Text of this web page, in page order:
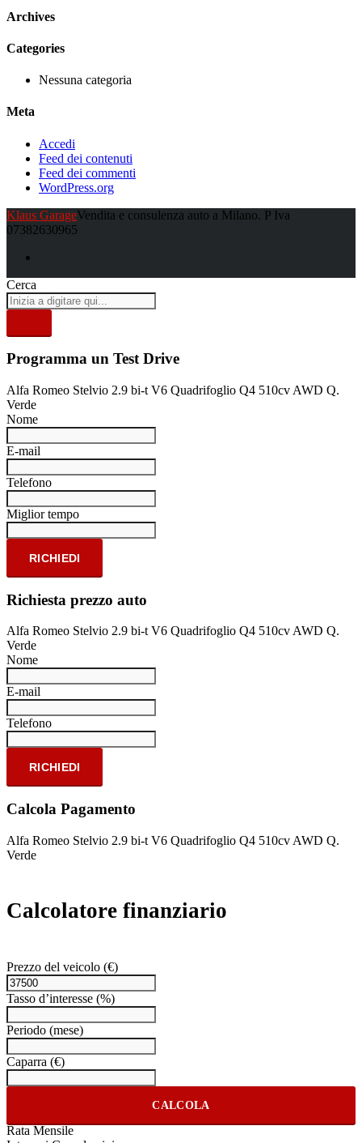
Archives
Categories
Nessuna categoria
Meta
Accedi
Feed dei contenuti
Feed dei commenti
WordPress.org
Klaus GarageVendita e consulenza auto a Milano. P Iva
07382630965
Cerca
Programma un Test Drive
Alfa Romeo Stelvio 2.9 bi-t V6 Quadrifoglio Q4 510cv AWD Q.
Verde
Nome
E-mail
Telefono
Miglior tempo
RICHIEDI
Richiesta prezzo auto
Alfa Romeo Stelvio 2.9 bi-t V6 Quadrifoglio Q4 510cv AWD Q.
Verde
Nome
E-mail
Telefono
RICHIEDI
Calcola Pagamento
Alfa Romeo Stelvio 2.9 bi-t V6 Quadrifoglio Q4 510cv AWD Q.
Verde
Calcolatore finanziario
Prezzo del veicolo (€)
Tasso d’interesse (%)
Periodo (mese)
Caparra (€)
CALCOLA
Rata Mensile